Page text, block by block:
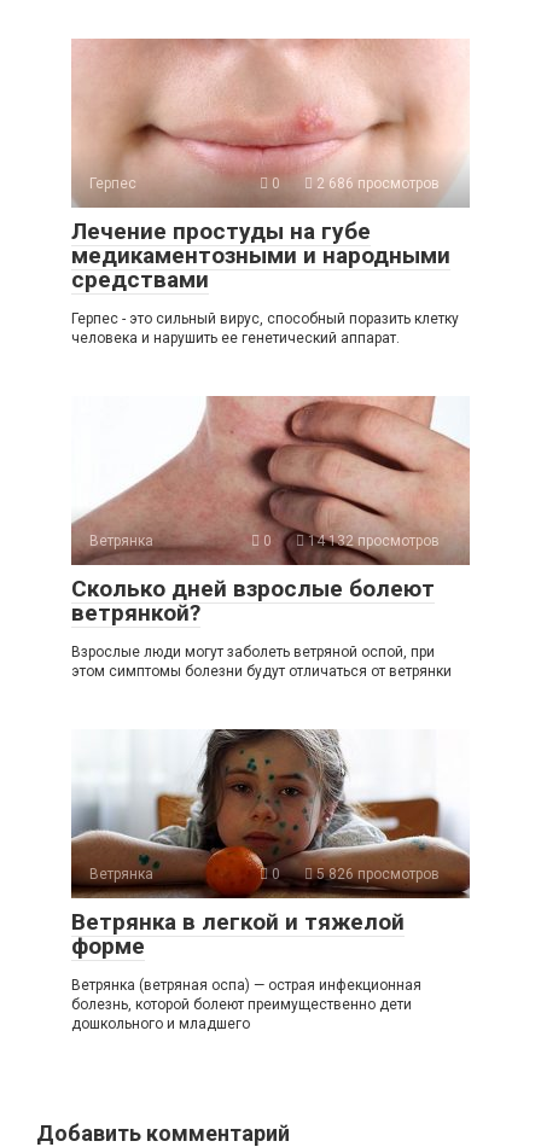
Герпес 0 2 686 просмотров
Лечение простуды на губе
медикаментозными и народными
средствами
Герпес - это сильный вирус, способный поразить клетку
человека и нарушить ее генетический аппарат.
Ветрянка 0 14 132 просмотров
Сколько дней взрослые болеют
ветрянкой?
Взрослые люди могут заболеть ветряной оспой, при
этом симптомы болезни будут отличаться от ветрянки
Ветрянка 0 5 826 просмотров
Ветрянка в легкой и тяжелой
форме
Ветрянка (ветряная оспа) — острая инфекционная
болезнь, которой болеют преимущественно дети
дошкольного и младшего
Добавить комментарий